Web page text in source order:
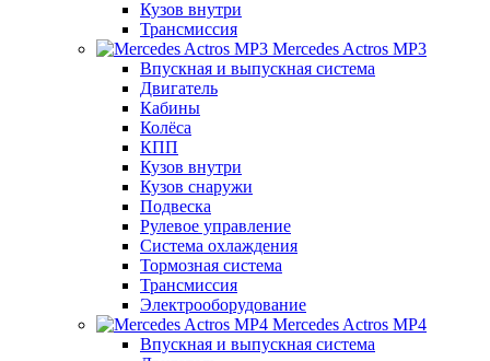
Кузов внутри
Трансмиссия
Mercedes Actros MP3
Впускная и выпускная система
Двигатель
Кабины
Колёса
КПП
Кузов внутри
Кузов снаружи
Подвеска
Рулевое управление
Система охлаждения
Тормозная система
Трансмиссия
Электрооборудование
Mercedes Actros MP4
Впускная и выпускная система